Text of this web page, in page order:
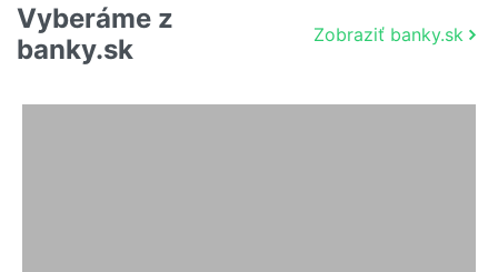
Vyberáme z
banky.sk
Zobraziť banky.sk